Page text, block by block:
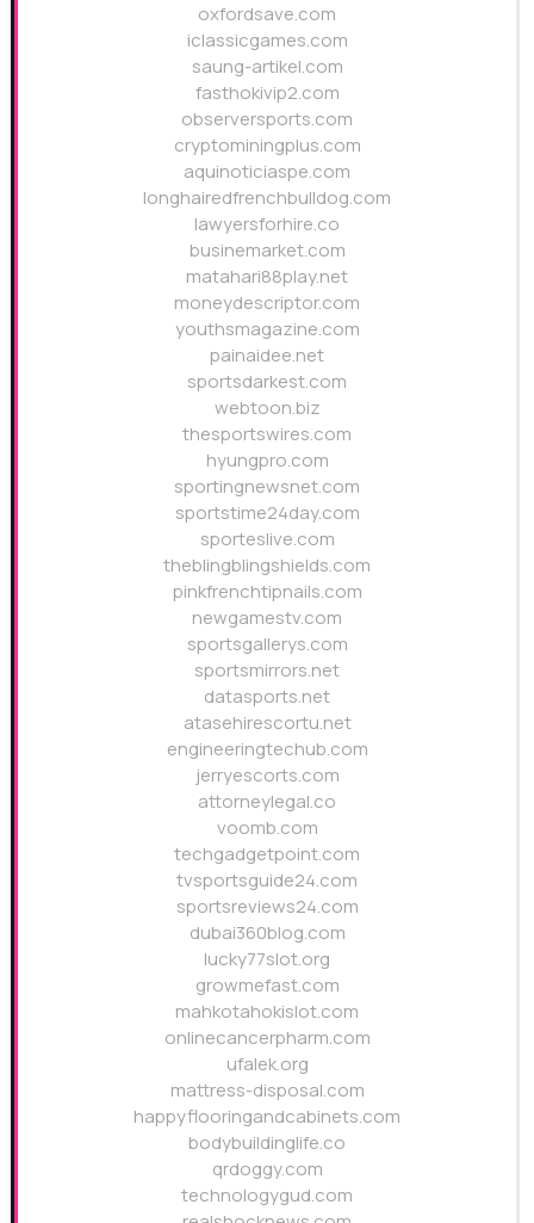
oxfordsave.com
iclassicgames.com
saung-artikel.com
fasthokivip2.com
observersports.com
cryptominingplus.com
aquinoticiaspe.com
longhairedfrenchbulldog.com
lawyersforhire.co
businemarket.com
matahari88play.net
moneydescriptor.com
youthsmagazine.com
painaidee.net
sportsdarkest.com
webtoon.biz
thesportswires.com
hyungpro.com
sportingnewsnet.com
sportstime24day.com
sporteslive.com
theblingblingshields.com
pinkfrenchtipnails.com
newgamestv.com
sportsgallerys.com
sportsmirrors.net
datasports.net
atasehirescortu.net
engineeringtechub.com
jerryescorts.com
attorneylegal.co
voomb.com
techgadgetpoint.com
tvsportsguide24.com
sportsreviews24.com
dubai360blog.com
lucky77slot.org
growmefast.com
mahkotahokislot.com
onlinecancerpharm.com
ufalek.org
mattress-disposal.com
happyflooringandcabinets.com
bodybuildinglife.co
qrdoggy.com
technologygud.com